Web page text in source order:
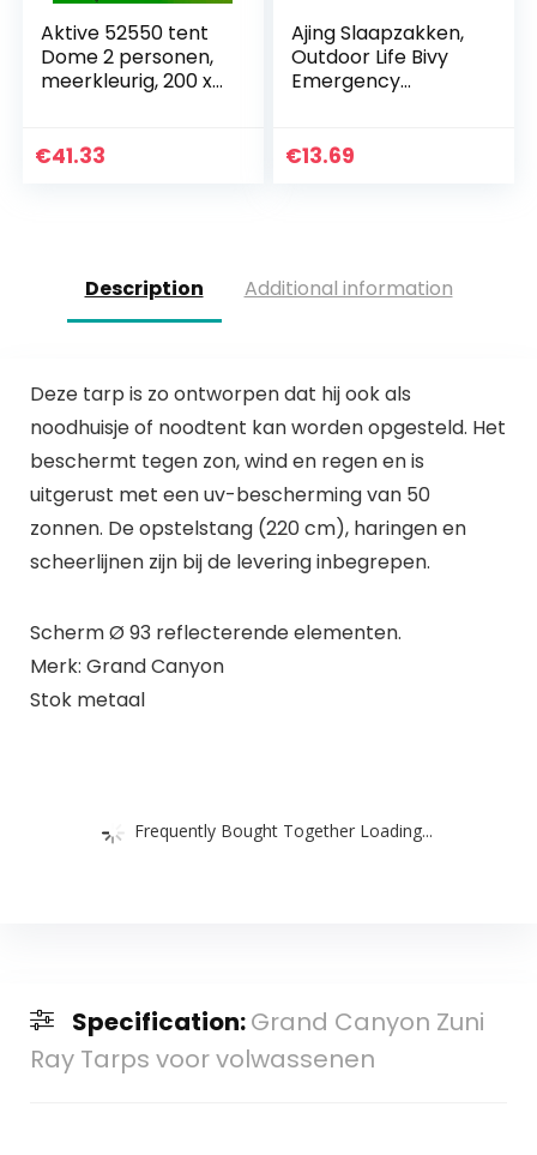
Aktive 52550 tent
Dome 2 personen,
meerkleurig, 200 x
€41.33
Ajing Slaapzakken,
Outdoor Life Bivy
Emergency
Warm Waterdicht
€13.69
Description Additional information
Deze tarp is zo ontworpen dat hij ook als
noodhuisje of noodtent kan worden opgesteld. Het
beschermt tegen zon, wind en regen en is
uitgerust met een uv-bescherming van 50
zonnen. De opstelstang (220 cm), haringen en
scheerlijnen zijn bij de levering inbegrepen.
Scherm Ø 93 reflecterende elementen.
Merk: Grand Canyon
Stok metaal
Frequently Bought Together Loading...
Specification:Grand Canyon Zuni
Ray Tarps voor volwassenen